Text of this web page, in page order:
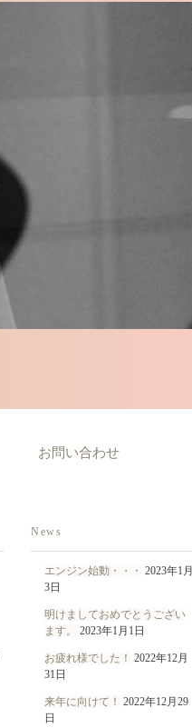
お問い合わせ
News
エンジン始動・・・ 2023年1月
3日
明けましておめでとうござい
ます。
2023年1月1日
お疲れ様でした！ 2022年12月
31日
来年に向けて！ 2022年12月29
日